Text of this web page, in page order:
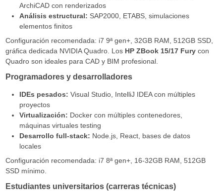
ArchiCAD con renderizados
Análisis estructural: SAP2000, ETABS, simulaciones
elementos finitos
Configuración recomendada: i7 9ª gen+, 32GB RAM, 512GB SSD,
gráfica dedicada NVIDIA Quadro. Los HP ZBook 15/17 Furycon
Quadro son ideales para CAD y BIM profesional.
Programadores y desarrolladores
IDEs pesados: Visual Studio, IntelliJ IDEA con múltiples
proyectos
Virtualización: Docker con múltiples contenedores,
máquinas virtuales testing
Desarrollo full-stack: Node.js, React, bases de datos
locales
Configuración recomendada: i7 8ª gen+, 16-32GB RAM, 512GB
SSD mínimo.
Estudiantes universitarios (carreras técnicas)